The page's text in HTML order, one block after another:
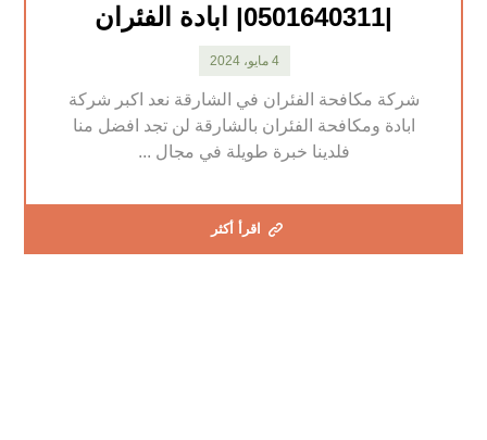
|0501640311| ابادة الفئران
4 مايو، 2024
شركة مكافحة الفئران في الشارقة نعد اكبر شركة
ابادة ومكافحة الفئران بالشارقة لن تجد افضل منا
فلدينا خبرة طويلة في مجال ...
اقرأ أكثر